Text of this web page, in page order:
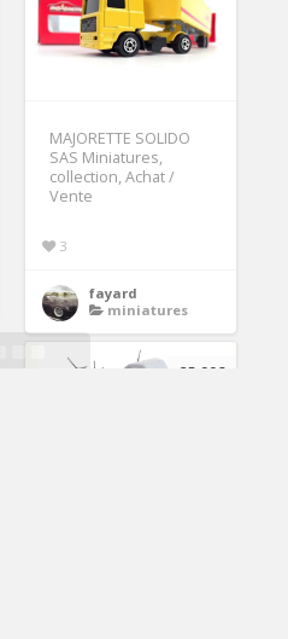
MAJORETTE SOLIDO
SAS Miniatures,
collection, Achat /
Vente
3
fayard
miniatures
25.90€